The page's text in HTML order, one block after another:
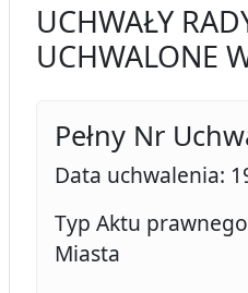
UCHWAŁY
UCHWALONE
Pełny Nr
Data uchwalenia:
Typ Aktu
Miasta